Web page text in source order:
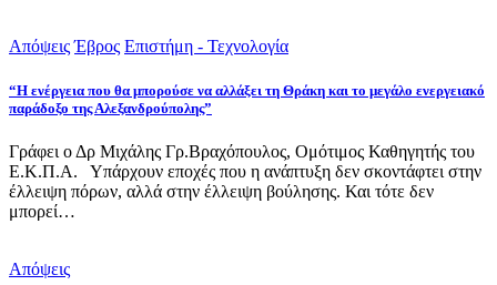
Απόψεις Έβρος Επιστήμη - Τεχνολογία
“Η ενέργεια που θα μπορούσε να αλλάξει τη Θράκη και το μεγάλο ενεργειακό
παράδοξο της Αλεξανδρούπολης”
Γράφει ο Δρ Μιχάλης Γρ.Βραχόπουλος, Ομότιμος Καθηγητής του
Ε.Κ.Π.Α. Υπάρχουν εποχές που η ανάπτυξη δεν σκοντάφτει στην
έλλειψη πόρων, αλλά στην έλλειψη βούλησης. Και τότε δεν
μπορεί…
Απόψεις